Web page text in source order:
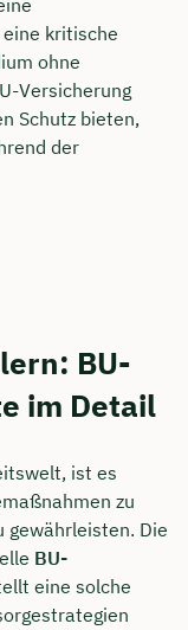
kritische
ohne
Versicherung
Schutz bieten,
der
BU-
im Detail
ist es
zu
gewährleisten. Die
BU-
eine solche